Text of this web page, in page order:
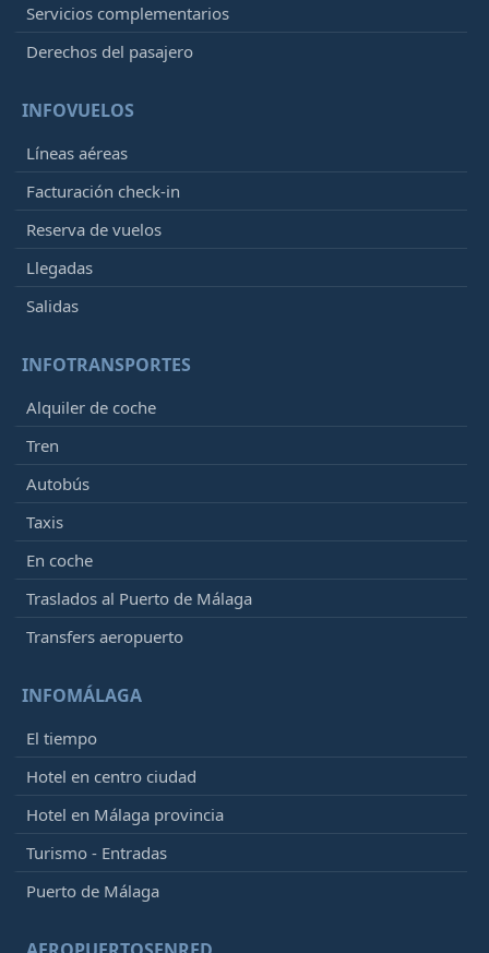
Servicios complementarios
Derechos del pasajero
INFOVUELOS
Líneas aéreas
Facturación check-in
Reserva de vuelos
Llegadas
Salidas
INFOTRANSPORTES
Alquiler de coche
Tren
Autobús
Taxis
En coche
Traslados al Puerto de Málaga
Transfers aeropuerto
INFOMÁLAGA
El tiempo
Hotel en centro ciudad
Hotel en Málaga provincia
Turismo - Entradas
Puerto de Málaga